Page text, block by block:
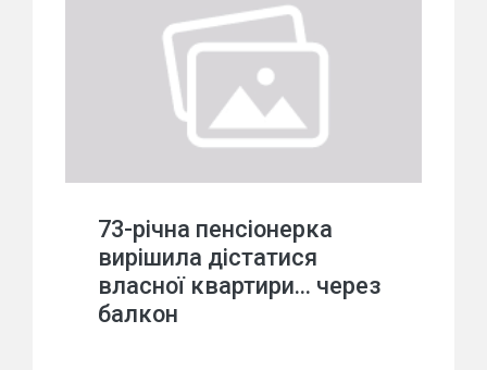
73-річна пенсіонерка
вирішила дістатися
власної квартири… через
балкон